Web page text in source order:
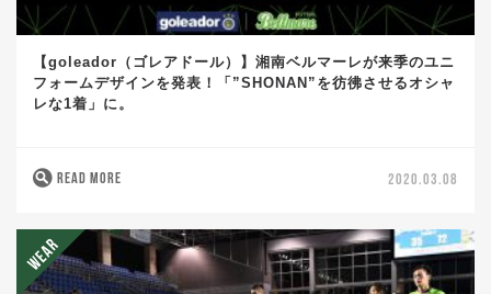
【goleador（ゴレアドール）】湘南ベルマーレが来季のユニ
フォームデザインを発表！「”SHONAN”を彷彿させるオシャ
レな1着」に。
READ MORE 2020.03.08